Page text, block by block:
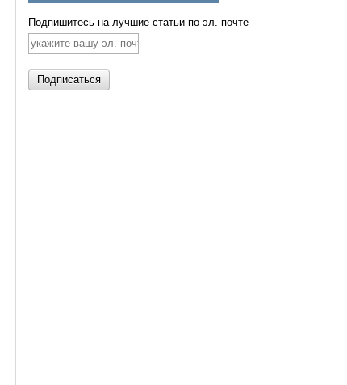
Подпишитесь на лучшие статьи по эл. почте